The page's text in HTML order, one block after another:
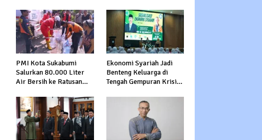
PMI Kota Sukabumi
Salurkan 80.000 Liter
Air Bersih ke Ratusan
Kekeringan di Cibeureum
Hiir
Ekonomi Syariah Jadi
Benteng Keluarga di
Tengah Gempuran Krisis